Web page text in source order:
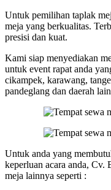
Untuk pemilihan taplak
meja yang berkualitas.
presisi dan kuat.
Kami siap menyediakan
untuk event rapat anda
cikampek, karawang,
pandeglang dan daerah
Untuk anda yang
keperluan acara anda, Cv.
meja lainnya seperti :